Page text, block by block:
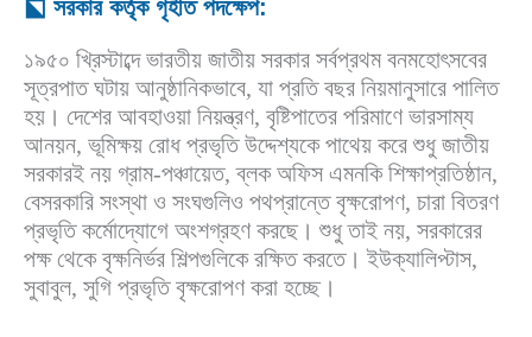
⬕ সরকার কর্তৃক গৃহীত পদক্ষেপ:
১৯৫০ খ্রিস্টাব্দে ভারতীয় জাতীয় সরকার সর্বপ্রথম বনমহোৎসবের
সূত্রপাত ঘটায় আনুষ্ঠানিকভাবে, যা প্রতি বছর নিয়মানুসারে পালিত
হয়। দেশের আবহাওয়া নিয়ন্ত্রণ, বৃষ্টিপাতের পরিমাণে ভারসাম্য
আনয়ন, ভূমিক্ষয় রোধ প্রভৃতি উদ্দেশ্যকে পাথেয় করে শুধু জাতীয়
সরকারই নয় গ্রাম-পঞ্চায়েত, ব্লক অফিস এমনকি শিক্ষাপ্রতিষ্ঠান,
বেসরকারি সংস্থা ও সংঘগুলিও পথপ্রান্তে বৃক্ষরোপণ, চারা বিতরণ
প্রভৃতি কর্মোদ্যোগে অংশগ্রহণ করছে। শুধু তাই নয়, সরকারের
পক্ষ থেকে বৃক্ষনির্ভর শিল্পগুলিকে রক্ষিত করতে। ইউক্যালিপ্টাস,
সুবাবুল, সুগি প্রভৃতি বৃক্ষরোপণ করা হচ্ছে।